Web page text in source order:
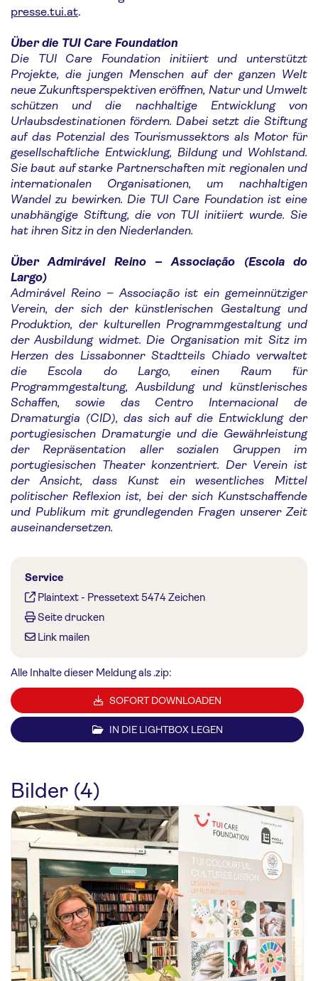
presse.tui.at.
Über die TUI Care Foundation
Die TUI Care Foundation initiiert und unterstützt
Projekte, die jungen Menschen auf der ganzen Welt
neue Zukunftsperspektiven eröffnen, Natur und Umwelt
schützen und die nachhaltige Entwicklung von
Urlaubsdestinationen fördern. Dabei setzt die Stiftung
auf das Potenzial des Tourismussektors als Motor für
gesellschaftliche Entwicklung, Bildung und Wohlstand.
Sie baut auf starke Partnerschaften mit regionalen und
internationalen Organisationen, um nachhaltigen
Wandel zu bewirken. Die TUI Care Foundation ist eine
unabhängige Stiftung, die von TUI initiiert wurde. Sie
hat ihren Sitz in den Niederlanden.
Über Admirável Reino – Associação (Escola do
Largo)
Admirável Reino – Associação ist ein gemeinnütziger
Verein, der sich der künstlerischen Gestaltung und
Produktion, der kulturellen Programmgestaltung und
der Ausbildung widmet. Die Organisation mit Sitz im
Herzen des Lissabonner Stadtteils Chiado verwaltet
die Escola do Largo, einen Raum für
Programmgestaltung, Ausbildung und künstlerisches
Schaffen, sowie das Centro Internacional de
Dramaturgia (CID), das sich auf die Entwicklung der
portugiesischen Dramaturgie und die Gewährleistung
der Repräsentation aller sozialen Gruppen im
portugiesischen Theater konzentriert. Der Verein ist
der Ansicht, dass Kunst ein wesentliches Mittel
politischer Reflexion ist, bei der sich Kunstschaffende
und Publikum mit grundlegenden Fragen unserer Zeit
auseinandersetzen.
Service
Plaintext- Pressetext 5474 Zeichen
Seite drucken
Link mailen
Alle Inhalte dieser Meldung als .zip:
SOFORT DOWNLOADEN
IN DIE LIGHTBOX LEGEN
Bilder (4)